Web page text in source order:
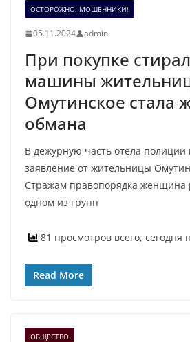
ОСТОРОЖНО, МОШЕННИКИ!
05.11.2024 admin
При покупке
машины
Омутинское стала
обмана
В дежурную часть отела полиции
заявление от жительницы
Стражам правопорядка женщина
одном из групп
81 просмотров всего, сегодня
Read More
ОБЩЕСТВО